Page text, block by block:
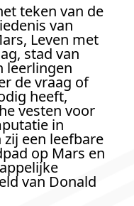
teken van de
van
Leven met
stad van
leerlingen
de vraag of
heeft,
vesten voor
in
een leefbare
op Mars en
van Donald